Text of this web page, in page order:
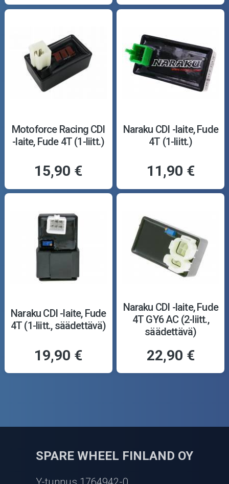
Motoforce Racing CDI
-laite, Fude 4T (1-liitt.)
15,90 €
Naraku CDI -laite, Fude
4T (1-liitt.)
11,90 €
Naraku CDI -laite, Fude
4T (1-liitt., säädettävä)
19,90 €
Naraku CDI -laite, Fude
4T GY6 AC (2-liitt.,
säädettävä)
22,90 €
SPARE WHEEL FINLAND OY